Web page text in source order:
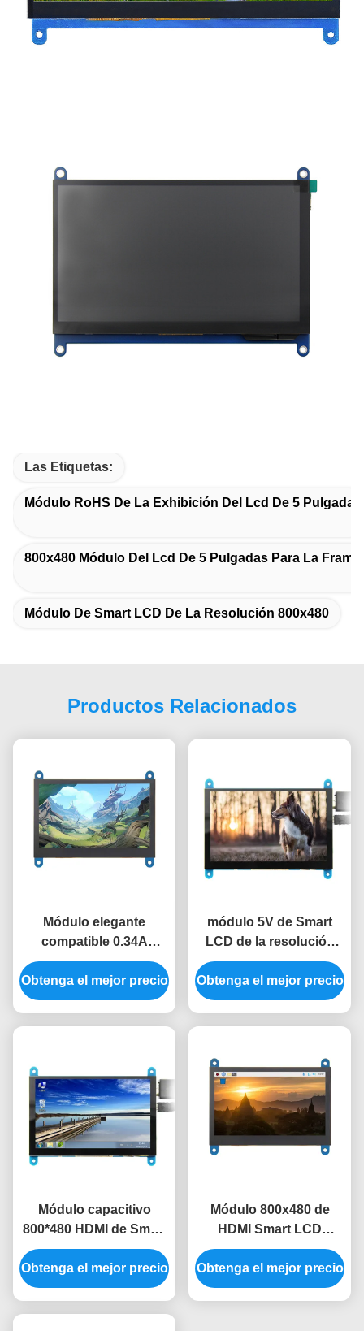
Las Etiquetas:
Módulo RoHS De La Exhibición Del Lcd De 5 Pulgadas
800x480 Módulo Del Lcd De 5 Pulgadas Para La
Módulo De Smart LCD De La Resolución 800x480
Productos Relacionados
Módulo elegante
compatible 0.34A
800x480 de HDMI LCD
módulo de Tft Lcd de
4,3 pulgadas
Obtenga el mejor precio
módulo 5V de Smart
LCD de la resolución
800x480 módulo del
Lcd de 5 pulgadas para
la frambuesa
Obtenga el mejor precio
Módulo capacitivo
800*480 HDMI de Smart
LCD del tacto módulo
de la exhibición del Lcd
de 5 pulgadas
Obtenga el mejor precio
Módulo 800x480 de
HDMI Smart LCD
pantalla táctil capacitiva
de 4,3 pulgadas
Obtenga el mejor precio